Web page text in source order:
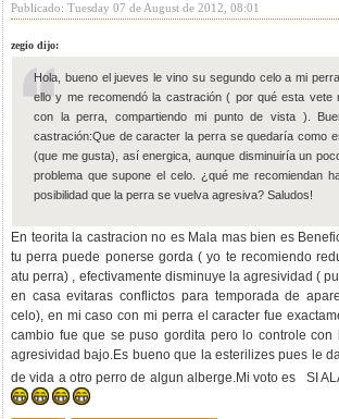
Publicado: Tuesday 07 de August de 2012, 08:01
zegio dijo:
Hola, bueno el jueves le vino su segundo celo a mi
ello y me recomendó la castración ( por qué esta vete
con la perra, compartiendo mi punto de vista ).
castración:Que de caracter la perra se quedaría como
(que me gusta), así energica, aunque disminuiría un
problema que supone el celo. ¿qué me recomiendan
posibilidad que la perra se vuelva agresiva? Saludos!
En teorita la castracion no es Mala mas bien es
tu perra puede ponerse gorda ( yo te recomiendo
atu perra) , efectivamente disminuye la agresividad (
en casa evitaras conflictos para temporada de
celo), en mi caso con mi perra el caracter fue
cambio fue que se puso gordita pero lo controle con
agresividad bajo.Es bueno que la esterilizes pues le
de vida a otro perro de algun alberge.Mi voto es SI